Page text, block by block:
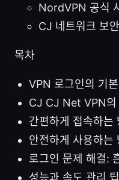
NordVPN 공식
CJ 네트워크 보
목차
VPN 로그인의 기
CJ CJ Net VPN의
간편하게 접속하는
안전하게 사용하는
로그인 문제 해결:
성능과 속도 관리 팁